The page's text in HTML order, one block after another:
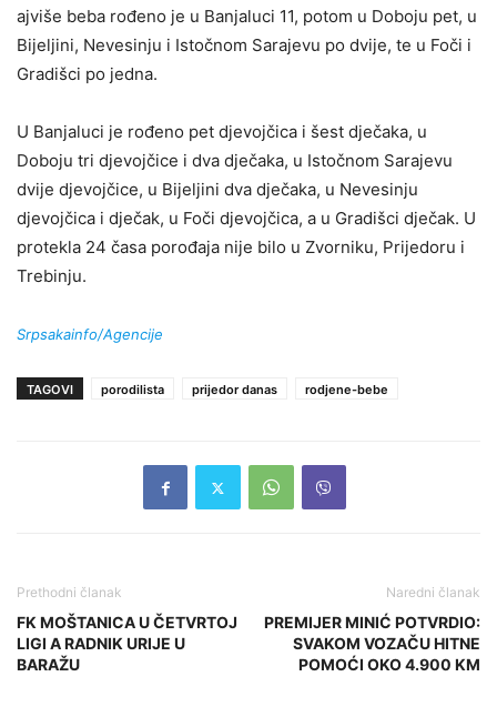
ajviše beba rođeno je u Banjaluci 11, potom u Doboju pet, u
Bijeljini, Nevesinju i Istočnom Sarajevu po dvije, te u Foči i
Gradišci po jedna.
U Banjaluci je rođeno pet djevojčica i šest dječaka, u
Doboju tri djevojčice i dva dječaka, u Istočnom Sarajevu
dvije djevojčice, u Bijeljini dva dječaka, u Nevesinju
djevojčica i dječak, u Foči djevojčica, a u Gradišci dječak. U
protekla 24 časa porođaja nije bilo u Zvorniku, Prijedoru i
Trebinju.
Srpsakainfo/Agencije
TAGOVI porodilista prijedor danas rodjene-bebe
Prethodni članak
FK MOŠTANICA U ČETVRTOJ
LIGI A RADNIK URIJE U
BARAŽU
Naredni članak
PREMIJER MINIĆ POTVRDIO:
SVAKOM VOZAČU HITNE
POMOĆI OKO 4.900 KM